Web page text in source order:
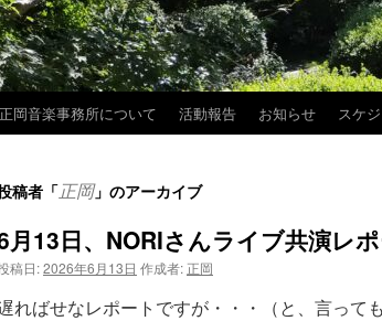
正岡音楽事務所について 活動報告 お知らせ スケ
稿者「正岡」のアーカイブ
月13日、NORIさんライブ共演レポ
稿日:2026年6月13日 作成者: 正岡
ればせなレポートですが・・・（と、言って